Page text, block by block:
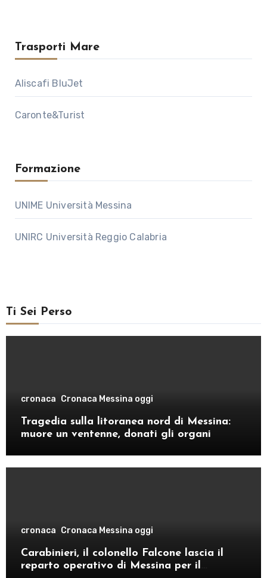
Trasporti Mare
Aliscafi BluJet
Caronte&Turist
Formazione
UNIME Università Messina
UNIRC Università Reggio Calabria
Ti Sei Perso
cronaca Cronaca Messina oggi
Tragedia sulla litoranea nord di Messina:
muore un ventenne, donati gli organi
cronaca Cronaca Messina oggi
Carabinieri, il colonello Falcone lascia il
reparto operativo di Messina per il